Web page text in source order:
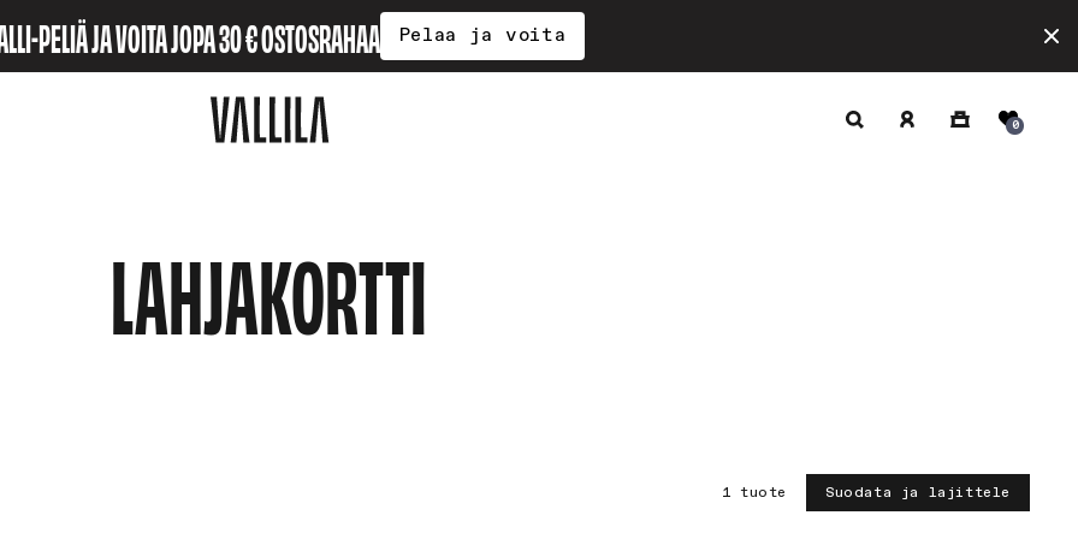
PELIÄ JA VOITA JOPA 30 € OSTOSRAHAA Pelaa ja voita
sisään
Ostoskori 0
LAHJAKORTTI
1 tuote Suodata ja lajittele